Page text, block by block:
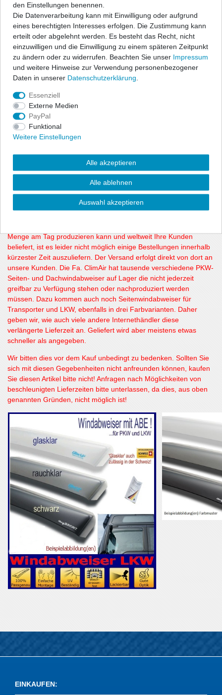
Alle Regen- und Windabweiser sind lieferbar als Standardfarbe
'Rauchgrau', in sportivem 'Schwarz', oder in 'glasklarer'
Vorteile der Climair Regen- und Windabweiser:
Schutz vor Regen und Schnee.
Optimale Be- und Entlüftung.
Einfache Montage (nur stecken, kein kleben!).
Für Raucher ein muss, bei leicht geöffneten Scheiben kann
der Rauch schnell abziehen.
Keine beschlagenen Scheiben durch feuchte Hunde.
Im Sommer zirkuliert die Luft und belastender Wärmestau
Aus hochwertigem gegossenen Acrylglas gefertigt.
Pflegeleicht und waschanlagenfest.
Menge am Tag produzieren kann und weltweit Ihre Kunden
beliefert, ist es leider nicht möglich einige Bestellungen innerhalb
kürzester Zeit auszuliefern. Der Versand erfolgt direkt von dort an
unsere Kunden. Die Fa. ClimAir hat tausende verschiedene PKW-
Seiten- und Dachwindabweiser auf Lager die nicht jederzeit
greifbar zu Verfügung stehen oder nachproduziert werden
müssen. Dazu kommen auch noch Seitenwindabweiser für
Transporter und LKW, ebenfalls in drei Farbvarianten. Daher
geben wir, wie auch viele andere Internethändler diese
verlängerte Lieferzeit an. Geliefert wird aber meistens etwas
schneller als angegeben.
Wir bitten dies vor dem Kauf unbedingt zu bedenken. Sollten Sie
sich mit diesen Gegebenheiten nicht anfreunden können, kaufen
Sie diesen Artikel bitte nicht! Anfragen nach Möglichkeiten von
beschleunigten Lieferzeiten bitte unterlassen, da dies, aus oben
genannten Gründen, nicht möglich ist!
EINKAUFEN:
den Einstellungen benennen.
Die Datenverarbeitung kann mit Einwilligung oder aufgrund
eines berechtigten Interesses erfolgen. Die Zustimmung kann
erteilt oder abgelehnt werden. Es besteht das Recht, nicht
einzuwilligen und die Einwilligung zu einem späteren Zeitpunkt
zu ändern oder zu widerrufen. Beachten Sie unser Impressum
und weitere Hinweise zur Verwendung personenbezogener
Daten in unserer Daten­schutz­erklärung
Essenziell
Externe Medien
PayPal
Funktional
Weitere Einstellungen
Alle akzeptieren
Alle ablehnen
Auswahl akzeptieren